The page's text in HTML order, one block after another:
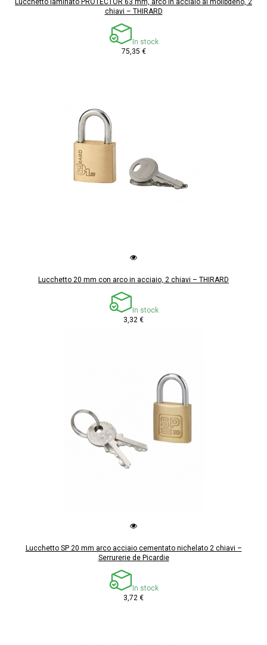
chiavi – THIRARD
In stock
75,35 €
Lucchetto 20 mm con arco in acciaio, 2 chiavi – THIRARD
In stock
3,32 €
Lucchetto SP 20 mm arco acciaio cementato nichelato 2 chiavi –
Serrurerie de Picardie
In stock
3,72 €